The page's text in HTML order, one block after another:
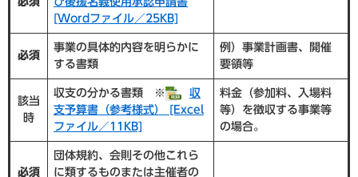
[Wordファイル／25KB]
必須
事業の具体的内容を明らかに
する書類
例）事業計画書、開催
要領等
該当
時
収支の分かる書類 ※
収
支予算書（参考様式） [Excel
ファイル／11KB]
料金（参加料、入場料
等）を徴収する事業等
の場合。
必須
団体規約、会則その他これら
に類するものまたは主催者の